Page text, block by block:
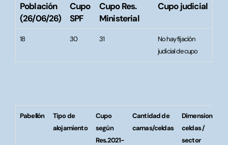
Población
(26/06/26)
Cupo
SPF
Cupo Res.
Ministerial
Cupo judicial
18 30 31
No hay fijación
judicial de cupo
Pabellón
Tipo de
alojamiento
Cupo
según
Res.2021-
Cantidad de
camas/celdas
Dimensiones
celdas /
sector